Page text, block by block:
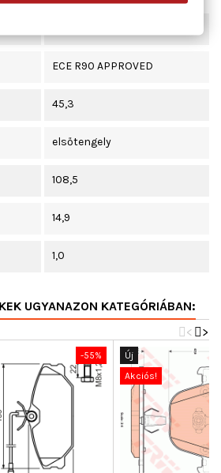
ECE R90 APPROVED
45,3
elsőtengely
108,5
14,9
1,0
UGYANAZON KATEGÓRIÁBAN:
>
<
-55%
Új
Akciós!